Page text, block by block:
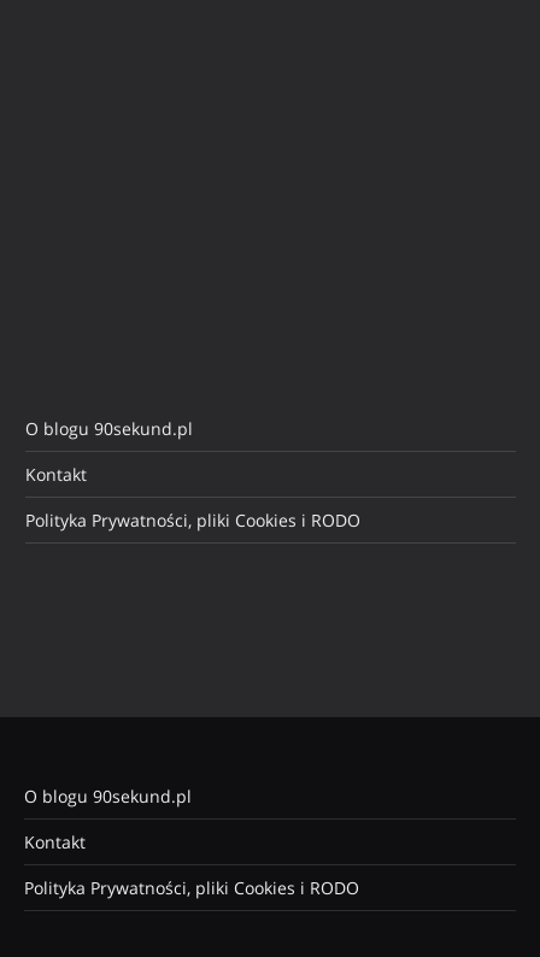
O blogu 90sekund.pl
Kontakt
Polityka Prywatności, pliki Cookies i RODO
O blogu 90sekund.pl
Kontakt
Polityka Prywatności, pliki Cookies i RODO